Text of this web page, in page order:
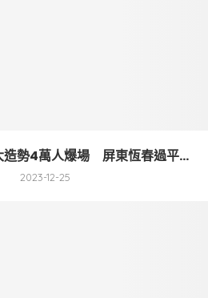
造勢4萬人爆場 屏東恆春過平...
2023-12-25